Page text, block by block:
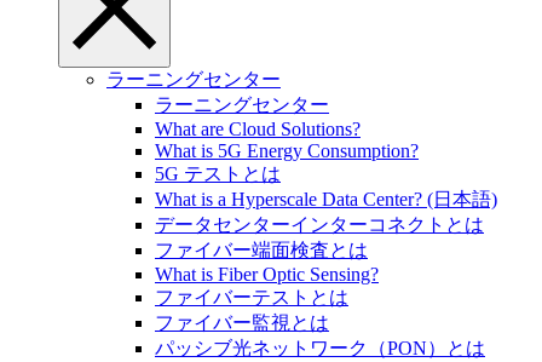
ラーニングセンター
ラーニングセンター
What are Cloud Solutions?
What is 5G Energy Consumption?
5G テストとは
What is a Hyperscale Data Center? (日本語)
データセンターインターコネクトとは
ファイバー端面検査とは
What is Fiber Optic Sensing?
ファイバーテストとは
ファイバー監視とは
パッシブ光ネットワーク（PON）とは